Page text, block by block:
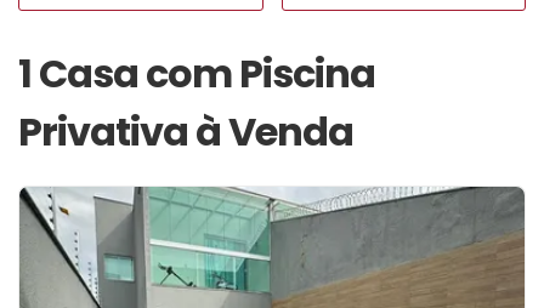
1 Casa com Piscina
Privativa à Venda